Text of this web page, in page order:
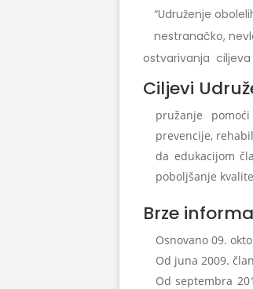
“Udruženje
nestranačko,
ostvarivanja ciljeva
Ciljevi
pružanje
prevencije,
da edukacijom
poboljšanje
Brze
Osnovano 09.
Od juna 2009. član
Od septembra